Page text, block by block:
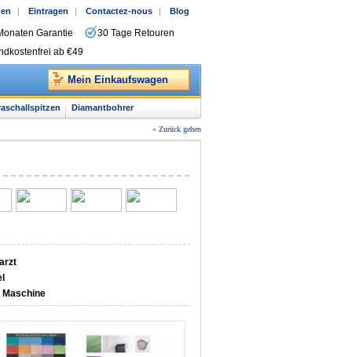
| Eintragen | Contactez-nous | Blog
Garantie
30 Tage Retouren
ab €49
Mein Einkaufswagen
Diamantbohrer
« Zurück gehen